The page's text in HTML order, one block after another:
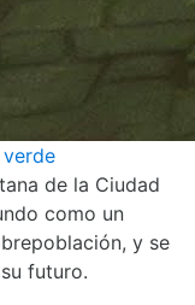
de la Ciudad
como un
y se
futuro.